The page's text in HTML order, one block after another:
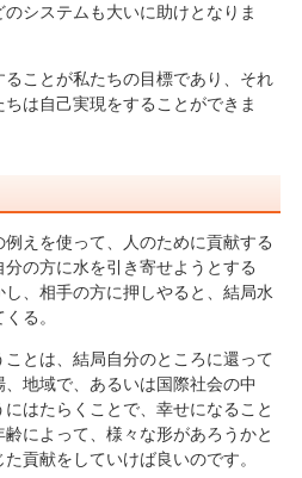
システムも大いに助けとなりま
ことが私たちの目標であり、それ
は自己実現をすることができま
えを使って、人のために貢献する
の方に水を引き寄せようとする
、相手の方に押しやると、結局水
る。
とは、結局自分のところに還って
地域で、あるいは国際社会の中
はたらくことで、幸せになること
によって、様々な形があろうかと
貢献をしていけば良いのです。